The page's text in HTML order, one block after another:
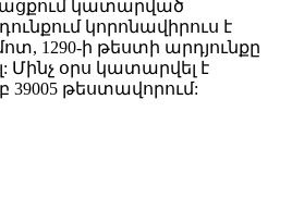
կատարված
կորոնավիրուս է
1290-ի թեստի արդյունքը
Մինչ օրս կատարվել է
թեստավորում: